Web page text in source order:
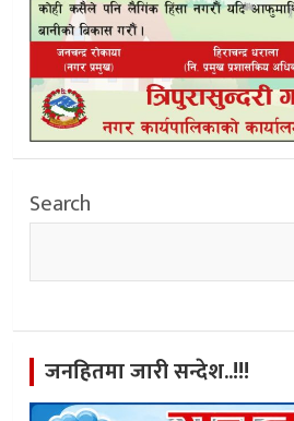
Search
जनहितमा जारी सन्देश..!!!